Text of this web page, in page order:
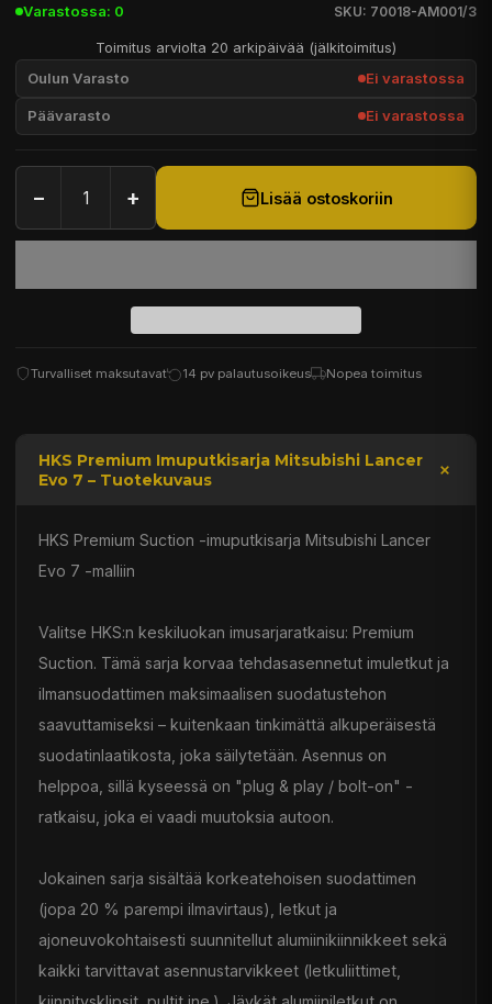
Varastossa: 0 SKU: 70018-AM001/3
Toimitus arviolta 20 arkipäivää (jälkitoimitus)
Oulun Varasto Ei varastossa
Päävarasto Ei varastossa
− + Lisää ostoskoriin
Turvalliset maksutavat 14 pv palautusoikeus Nopea toimitus
HKS Premium Imuputkisarja Mitsubishi Lancer
Evo 7 – Tuotekuvaus
HKS Premium Suction -imuputkisarja Mitsubishi Lancer
Evo 7 -malliin
Valitse HKS:n keskiluokan imusarjaratkaisu: Premium
Suction. Tämä sarja korvaa tehdasasennetut imuletkut ja
ilmansuodattimen maksimaalisen suodatustehon
saavuttamiseksi – kuitenkaan tinkimättä alkuperäisestä
suodatinlaatikosta, joka säilytetään. Asennus on
helppoa, sillä kyseessä on "plug & play / bolt-on" -
ratkaisu, joka ei vaadi muutoksia autoon.
Jokainen sarja sisältää korkeatehoisen suodattimen
(jopa 20 % parempi ilmavirtaus), letkut ja
ajoneuvokohtaisesti suunnitellut alumiinikiinnikkeet sekä
kaikki tarvittavat asennustarvikkeet (letkuliittimet,